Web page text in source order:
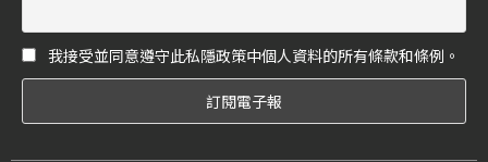
我接受並同意遵守此私隱政策中個人資料的所有條款和條例。